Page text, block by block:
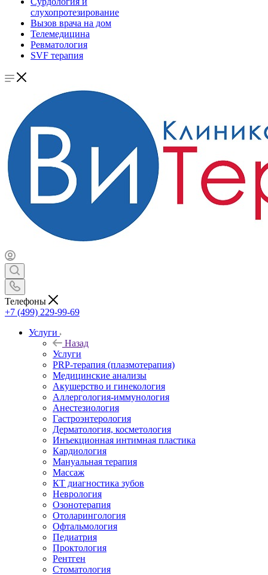
слухопротезирование
Вызов врача на дом
Телемедицина
Ревматология
SVF терапия
Телефоны
+7 (499) 229-99-69
Услуги
Назад
Услуги
PRP-терапия (плазмотерапия)
Медицинские анализы
Акушерство и гинекология
Аллергология-иммунология
Анестезиология
Гастроэнтерология
Дерматология, косметология
Инъекционная интимная пластика
Кардиология
Мануальная терапия
Массаж
КТ диагностика зубов
Неврология
Озонотерапия
Отоларингология
Офтальмология
Педиатрия
Проктология
Рентген
Стоматология